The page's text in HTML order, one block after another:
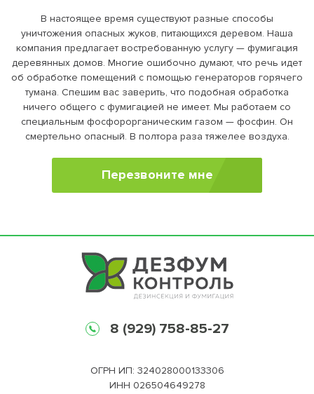
В настоящее время существуют разные способы
уничтожения опасных жуков, питающихся деревом. Наша
компания предлагает востребованную услугу — фумигация
деревянных домов. Многие ошибочно думают, что речь идет
об обработке помещений с помощью генераторов горячего
тумана. Спешим вас заверить, что подобная обработка
ничего общего с фумигацией не имеет. Мы работаем со
специальным фосфорорганическим газом — фосфин. Он
смертельно опасный. В полтора раза тяжелее воздуха.
Перезвоните мне
8 (929) 758-85-27
ОГРН ИП: 324028000133306
ИНН 026504649278